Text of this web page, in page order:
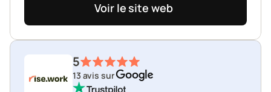
Voir le site web
5
13 avis sur